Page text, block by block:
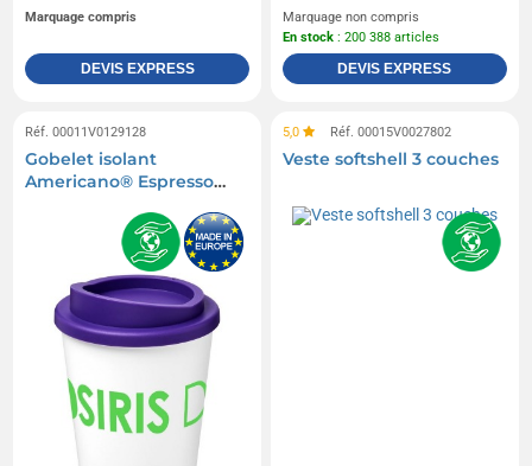
Marquage compris
DEVIS EXPRESS
Marquage non compris
En stock : 200 388 articles
DEVIS EXPRESS
Réf. 00011V0129128
Gobelet isolant
Americano® Espresso
5,0 Réf. 00015V0027802
Veste softshell 3 couches